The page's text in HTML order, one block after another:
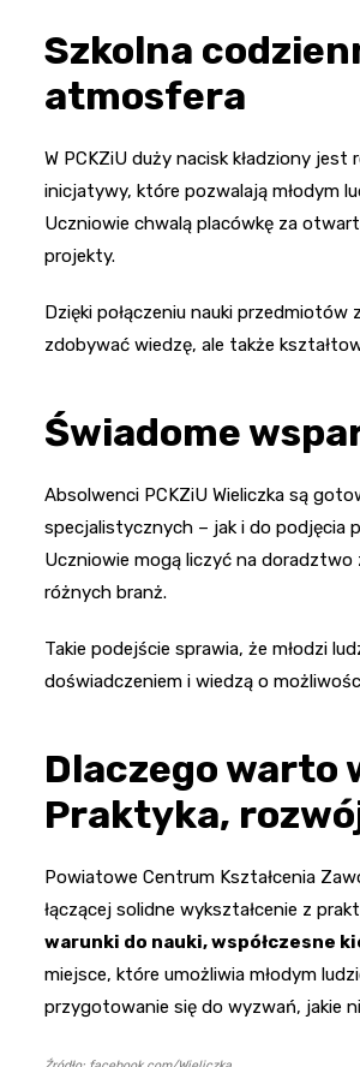
Szkolna
atmosfera
W PCKZiU duży nacisk kładziony
inicjatywy, które pozwalają młodym
Uczniowie chwalą placówkę za
projekty.
Dzięki połączeniu nauki
zdobywać wiedzę, ale także
Świadome
Absolwenci PCKZiU Wieliczka są
specjalistycznych – jak i do podjęcia
Uczniowie mogą liczyć na
różnych branż.
Takie podejście sprawia, że młodzi
doświadczeniem i wiedzą o
Dlaczego warto
Praktyka,
Powiatowe Centrum Kształcenia
łączącej solidne wykształcenie z
warunki do nauki, współczesne
miejsce, które umożliwia młodym
przygotowanie się do wyzwań, jakie